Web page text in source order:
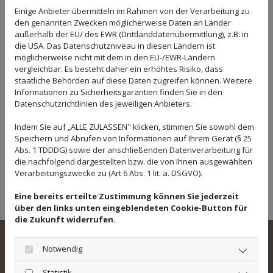
kostenpflichtiges Wertgutachten, welches auch vor
Gericht Bestand hat. Durch meine qualifizierte
Bewertung, die auf langjähriger Berufserfahrung
basiert, erhalten Sie Sicherheit.
ERSTELLUNG EINES
Einige Anbieter übermitteln im Rahmen von der Verarbeitung zu
den genannten Zwecken möglicherweise Daten an Länder
außerhalb der EU/ des EWR (Drittlanddatenübermittlung), z.B. in
die USA. Das Datenschutzniveau in diesen Ländern ist
möglicherweise nicht mit dem in den EU-/EWR-Ländern
vergleichbar. Es besteht daher ein erhöhtes Risiko, dass
staatliche Behörden auf diese Daten zugreifen können. Weitere
Informationen zu Sicherheitsgarantien finden Sie in den
Datenschutzrichtlinien des jeweiligen Anbieters.
Indem Sie auf „ALLE ZULASSEN" klicken, stimmen Sie sowohl dem
Speichern und Abrufen von Informationen auf Ihrem Gerät (§ 25
Abs. 1 TDDDG) sowie der anschließenden Datenverarbeitung für
die nachfolgend dargestellten bzw. die von Ihnen ausgewählten
Verarbeitungszwecke zu (Art 6 Abs. 1 lit. a. DSGVO).
Eine bereits erteilte Zustimmung können Sie jederzeit
über den links unten eingeblendeten Cookie-Button für
die Zukunft widerrufen.
Notwendig